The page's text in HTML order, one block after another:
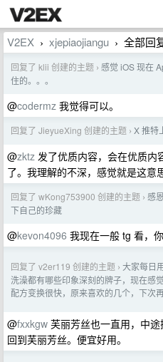
V2EX › xjepiaojiangu › 全部回
回复了 klii 创建的主题 › 感觉 iOS 现在
住的。。。
@codermz 我觉得可以。
回复了 JieyueXing 创建的主题 › X 推特
@zktz 发了优质内容，会在优质内
了。我理解的不深，感觉就是这意思
回复了 wKong753900 创建的主题 › 感
下自己的珍藏
@kevon4096 我现在一般 tg 看，
回复了 v2er119 创建的主题 › 大家每日
洗澡都有哪些印象深刻的牌子，现在感
配方变换很快，原来喜欢的几个，下次
@fxxkgw 芙丽芳丝也一直用，中
回到芙丽芳丝。便宜好用。